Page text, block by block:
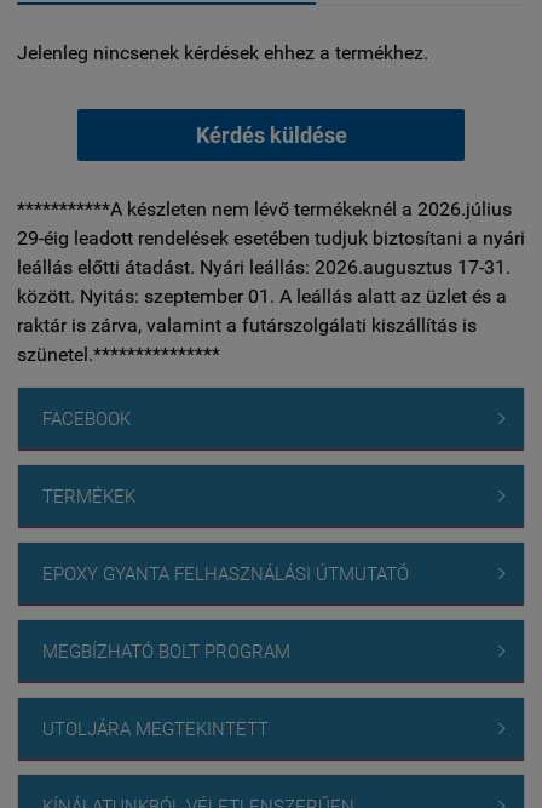
Jelenleg nincsenek kérdések ehhez a termékhez.
Kérdés küldése
***********A készleten nem lévő termékeknél a 2026.július
29-éig leadott rendelések esetében tudjuk biztosítani a nyári
leállás előtti átadást. Nyári leállás: 2026.augusztus 17-31.
között. Nyitás: szeptember 01. A leállás alatt az üzlet és a
raktár is zárva, valamint a futárszolgálati kiszállítás is
szünetel.***************
FACEBOOK 
TERMÉKEK 
EPOXY GYANTA FELHASZNÁLÁSI ÚTMUTATÓ 
MEGBÍZHATÓ BOLT PROGRAM 
UTOLJÁRA MEGTEKINTETT 